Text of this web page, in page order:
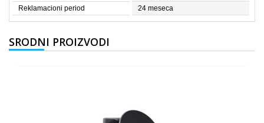
Reklamacioni period
24 meseca
SRODNI PROIZVODI